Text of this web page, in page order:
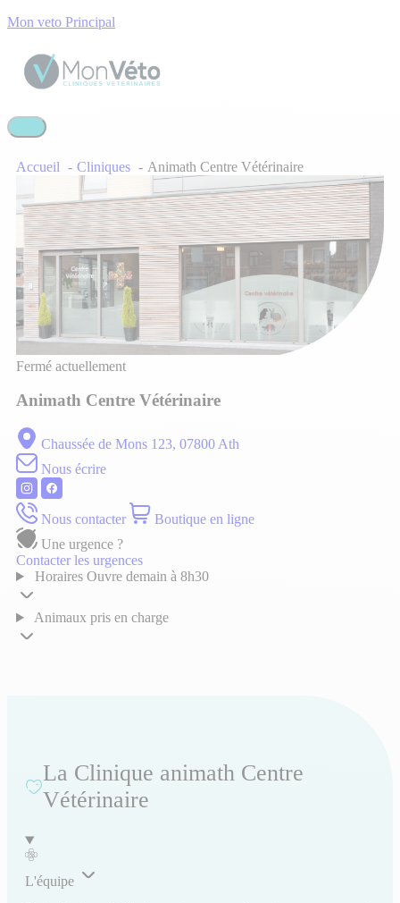
Mon veto Principal
Accueil Cliniques Animath Centre Vétérinaire
Fermé actuellement
Animath Centre Vétérinaire
Chaussée de Mons 123, 07800 Ath
Nous écrire
Nous contacter
Boutique en ligne
Une urgence ?
Contacter les urgences
Horaires Ouvre demain à 8h30
Animaux pris en charge
La Clinique animath Centre
Vétérinaire
L'équipe